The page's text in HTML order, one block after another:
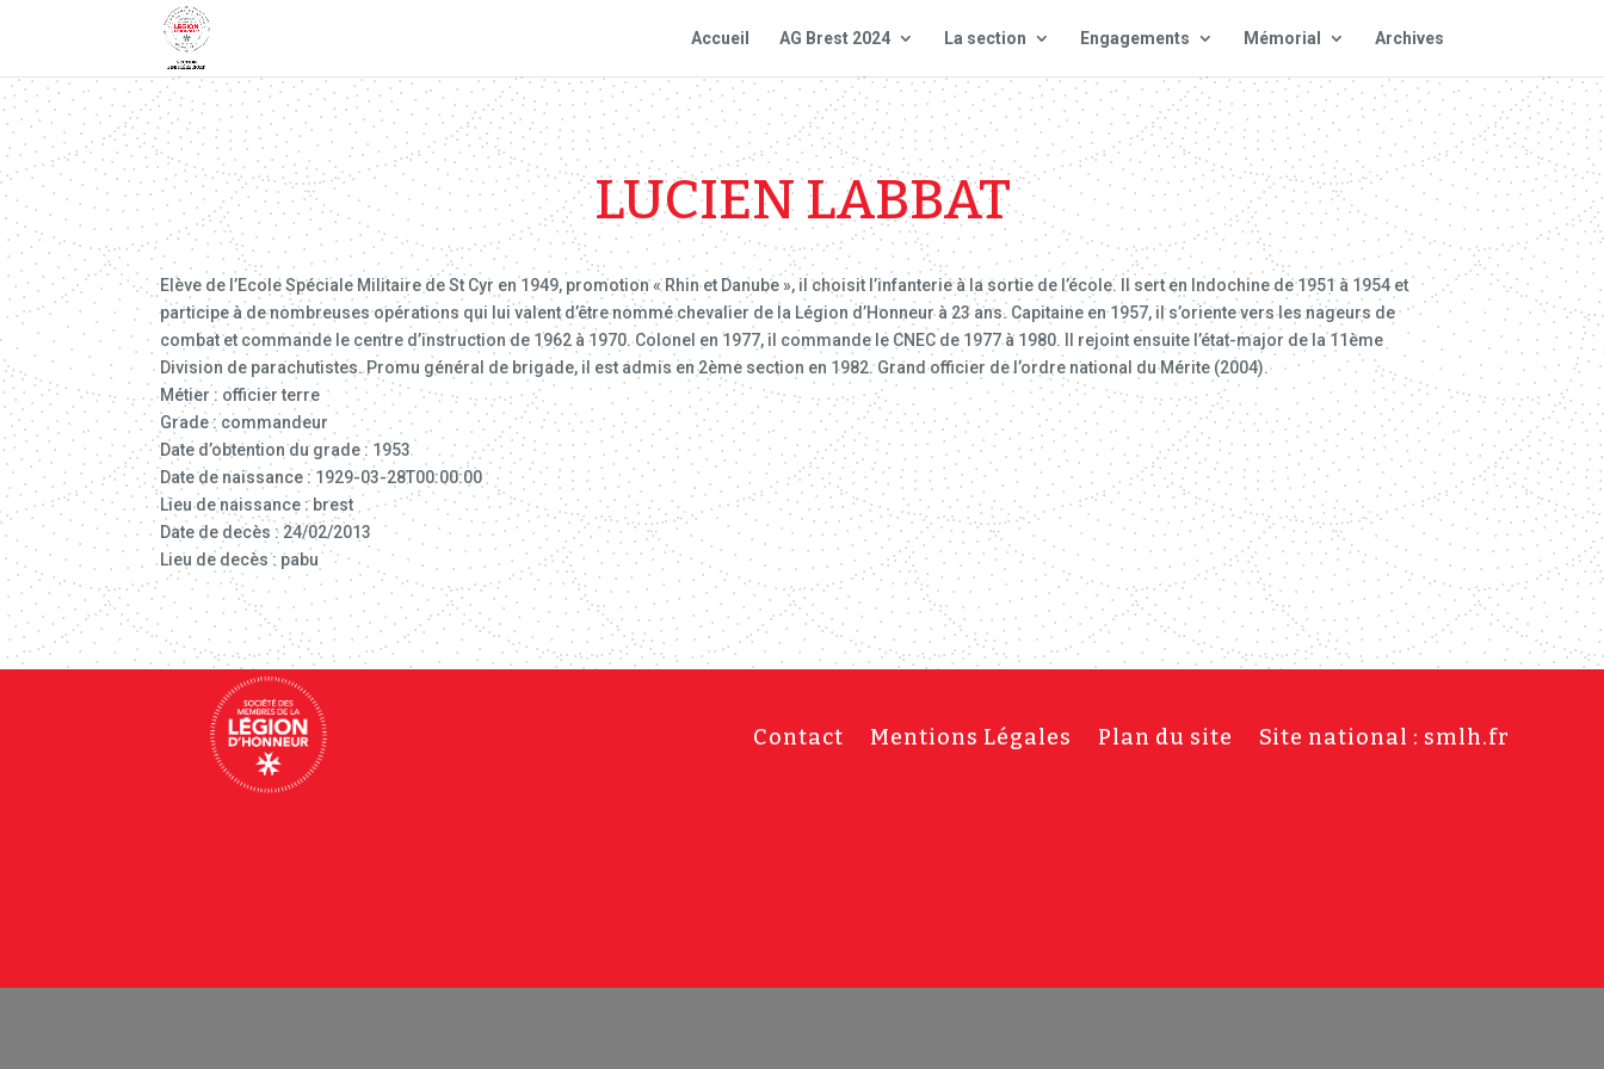
Accueil AG Brest 2024 La section Engagements Mémorial Archives
LUCIEN LABBAT
Elève de l’Ecole Spéciale Militaire de St Cyr en 1949, promotion « Rhin et Danube », il choisit l’infanterie à la sortie de l’école. Il sert en Indochine de 1951 à 1954 et
participe à de nombreuses opérations qui lui valent d’être nommé chevalier de la Légion d’Honneur à 23 ans. Capitaine en 1957, il s’oriente vers les nageurs de
combat et commande le centre d’instruction de 1962 à 1970. Colonel en 1977, il commande le CNEC de 1977 à 1980. Il rejoint ensuite l’état-major de la 11ème
Division de parachutistes. Promu général de brigade, il est admis en 2ème section en 1982. Grand officier de l’ordre national du Mérite (2004).
Métier : officier terre
Grade : commandeur
Date d’obtention du grade : 1953
Date de naissance : 1929-03-28T00:00:00
Lieu de naissance : brest
Date de decès : 24/02/2013
Lieu de decès : pabu
Contact Mentions Légales Plan du site Site national : smlh.fr